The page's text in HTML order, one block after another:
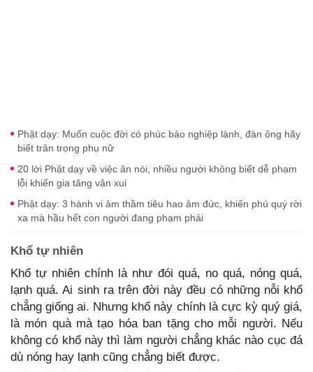
Phật dạy: Muốn cuộc đời có phúc báo nghiệp lành, đàn ông hãy
biết trân trọng phụ nữ
20 lời Phật dạy về việc ăn nói, nhiều người không biết dễ phạm
lỗi khiến gia tăng vận xui
Phật dạy: 3 hành vi âm thầm tiêu hao âm đức, khiến phú quý rời
xa mà hầu hết con người đang phạm phải
Khổ tự nhiên
Khổ tự nhiên chính là như đói quá, no quá, nóng quá,
lạnh quá. Ai sinh ra trên đời này đều có những nỗi khổ
chẳng giống ai. Nhưng khổ này chính là cực kỳ quý giá,
là món quà mà tạo hóa ban tặng cho mỗi người. Nếu
không có khổ này thì làm người chẳng khác nào cục đá
dù nóng hay lạnh cũng chẳng biết được.